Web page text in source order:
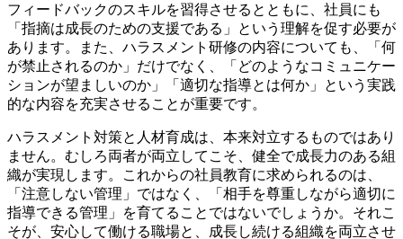
フィードバックのスキルを習得させるとともに、社員にも
「指摘は成長のための支援である」という理解を促す必要が
あります。また、ハラスメント研修の内容についても、「何
が禁止されるのか」だけでなく、「どのようなコミュニケー
ションが望ましいのか」「適切な指導とは何か」という実践
的な内容を充実させることが重要です。
ハラスメント対策と人材育成は、本来対立するものではあり
ません。むしろ両者が両立してこそ、健全で成長力のある組
織が実現します。これからの社員教育に求められるのは、
「注意しない管理」ではなく、「相手を尊重しながら適切に
指導できる管理」を育てることではないでしょうか。それこ
そが、安心して働ける職場と、成長し続ける組織を両立させ